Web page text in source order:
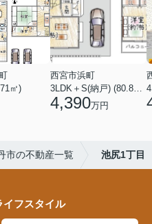
㎡)
西宮市浜町
3LDK＋S(納戸) (80.84㎡)
4,390万円
市の不動産一覧 池尻1丁目
イフスタイル